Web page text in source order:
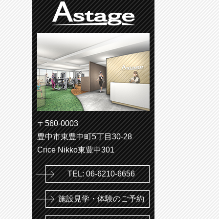
〒560-0003
豊中市東豊中町5丁目30-28
Crice Nikko東豊中301
TEL: 06-6210-6656
施設見学・体験のご予約